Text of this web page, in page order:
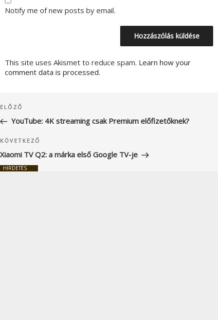
Notify me of new posts by email.
This site uses Akismet to reduce spam. Learn how your
comment data is processed.
navigáció
Korábbi
bejegyzés
ELŐZŐ
YouTube: 4K streaming csak Premium előfizetőknek?
Következő
bejegyzés
KÖVETKEZŐ
Xiaomi TV Q2: a márka első Google TV-je
HIRDETÉS